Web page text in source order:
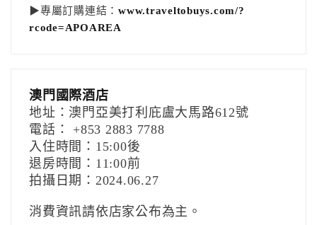
▶專屬訂購連結： www.traveltobuys.com/?
rcode=APOAREA
澳門國際酒店
地址：澳門亞美打利庇盧大馬路612號
電話： +853 2883 7788
入住時間：15:00後
退房時間：11:00前
拍攝日期：2024.06.27
消費資訊請依店家公布為主。